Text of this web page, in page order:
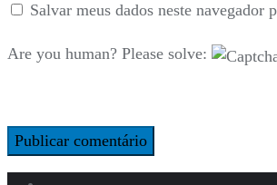
Salvar meus dados neste navegador
Are you human? Please solve: